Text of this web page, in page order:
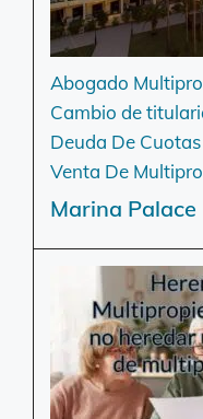
Abogado
Cambio de
Deuda De
Venta De
Marina Palace